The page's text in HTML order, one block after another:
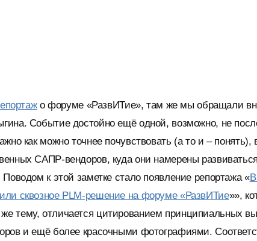
о форуме «РазвИТие», там же мы обращали
Событие достойно ещё одной, возможно, не
как можно точнее почувствовать (а то и – понять),
САПР-вендоров, куда они намерены
к этой заметке стало появление репортажа «В
сквозное PLM-решение на форуме «РазвИТие»»,
тему, отличается цитированием принципиальных
и ещё более красочными фотографиями.